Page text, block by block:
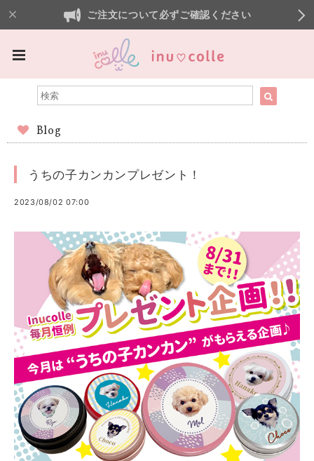
ご注文について必ずご確認ください
Blog
うちの子カンカンプレゼント！
2023/08/02 07:00